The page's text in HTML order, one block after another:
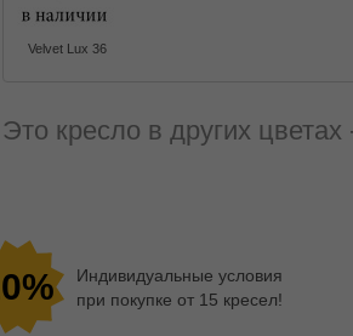
Velvet Lux 36
Это кресло в других цветах
Индивидуальные условия
при покупке от 15 кресел!